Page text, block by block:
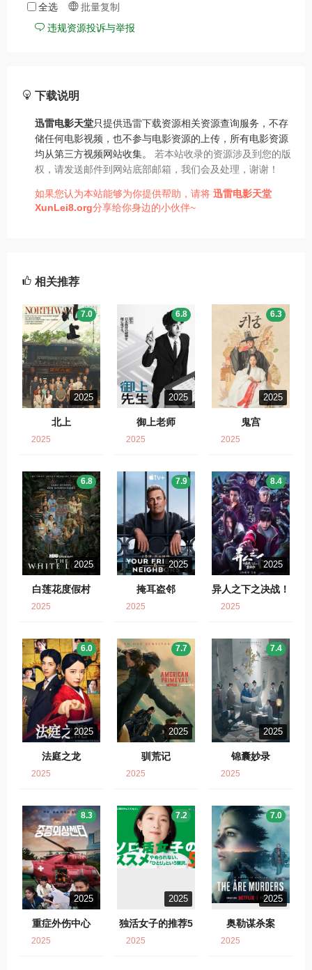
全选
批量复制
违规资源投诉与举报
下载说明
迅雷电影天堂只提供迅雷下载资源相关资源查询服务，不存
储任何电影视频，也不参与电影资源的上传，所有电影资源
均从第三方视频网站收集。 若本站收录的资源涉及到您的版
权，请发送邮件到网站底部邮箱，我们会及处理，谢谢！
如果您认为本站能够为你提供帮助，请将 迅雷电影天堂
XunLei8.org分享给你身边的小伙伴~
相关推荐
2025
北上
7.0
2025
2025
御上老师
6.8
2025
2025
鬼宫
6.3
2025
2025
白莲花度假村
6.8
2025
2025
掩耳盗邻
7.9
2025
2025
异人之下之决战！
碧游村
8.4
2025
2025
法庭之龙
6.0
2025
2025
驯荒记
7.7
2025
2025
锦囊妙录
7.4
2025
2025
重症外伤中心
8.3
2025
2025
独活女子的推荐5
7.2
2025
2025
奥勒谋杀案
7.0
2025